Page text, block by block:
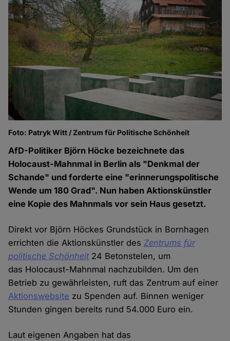
Foto: Patryk Witt / Zentrum für Politische Schönheit
AfD-Politiker Björn Höcke bezeichnete das
Holocaust-Mahnmal in Berlin als "Denkmal der
Schande" und forderte eine "erinnerungspolitische
Wende um 180 Grad". Nun haben Aktionskünstler
eine Kopie des Mahnmals vor sein Haus gesetzt.
Direkt vor Björn Höckes Grundstück in Bornhagen
errichten die Aktionskünstler desZentrums für
politische Schönheit 24 Betonstelen, um
das Holocaust-Mahnmal nachzubilden. Um den
Betrieb zu gewährleisten, ruft das Zentrum auf einer
Aktionswebsite zu Spenden auf. Binnen weniger
Stunden gingen bereits rund 54.000 Euro ein.
Laut eigenen Angaben hat das